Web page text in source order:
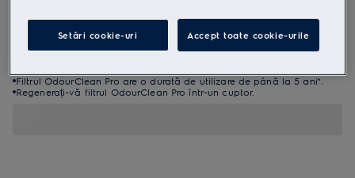
0 (0)
Filtrul OdourClean Pro are o durată de utilizare de până la 5 ani*.
Regenerați-vă filtrul OdourClean Pro într-un cuptor.
Setări cookie-uri Accept toate cookie-urile